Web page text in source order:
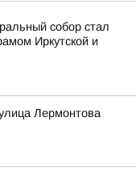
собор стал
Иркутской и
Лермонтова